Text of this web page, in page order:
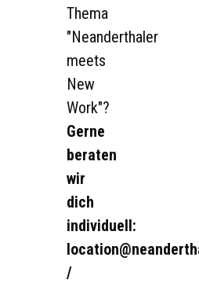
Thema
"Neanderthaler
meets
New
Work"?
Gerne
beraten
wir
dich
individuell:
/